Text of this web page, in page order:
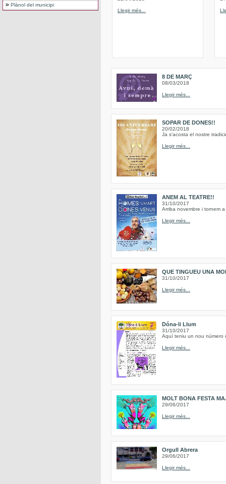
Plànol del municipi
Llegir més...
8 DE MARÇ
08/03/2018
Llegir més...
SOPAR DE DONES!!
20/02/2018
Ja s'acosta el nostre
Llegir més...
ANEM AL TEATRE!!
31/10/2017
Arriba novembre i tornem
Llegir més...
QUE TINGUEU UNA
31/10/2017
Llegir més...
Dóna-li Llum
31/10/2017
Aquí teniu un nou número
Llegir més...
MOLT BONA FESTA
29/06/2017
Llegir més...
Orgull Abrera
29/06/2017
Llegir més...